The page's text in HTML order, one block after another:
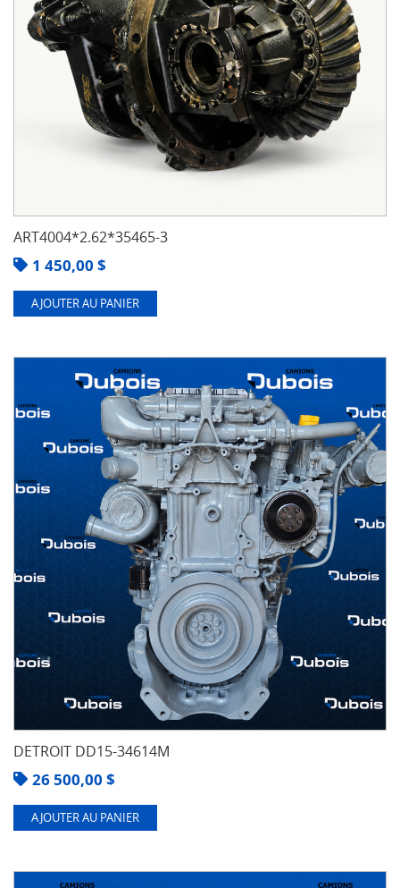
ART4004*2.62*35465-3
1 450,00 $
AJOUTER AU PANIER
DETROIT DD15-34614M
26 500,00 $
AJOUTER AU PANIER